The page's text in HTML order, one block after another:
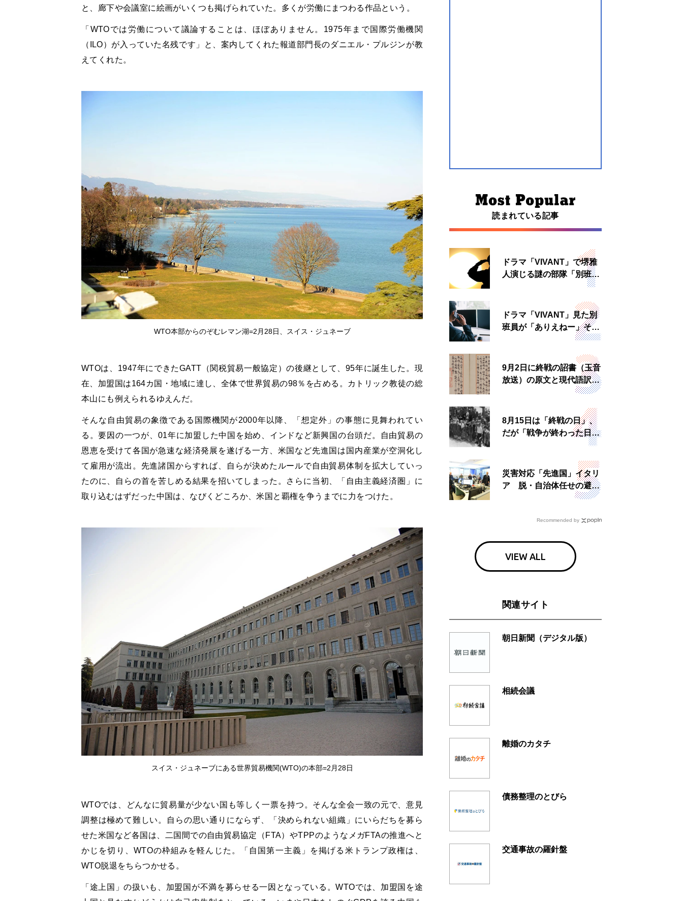
と、廊下や会議室に絵画がいくつも掲げられていた。多くが労働にまつわる作品という。
「WTOでは労働について議論することは、ほぼありません。1975年まで国際労働機関
（ILO）が入っていた名残です」と、案内してくれた報道部門長のダニエル・プルジンが教
えてくれた。
WTO本部からのぞむレマン湖=2月28日、スイス・ジュネーブ
WTOは、1947年にできたGATT（関税貿易一般協定）の後継として、95年に誕生した。現
在、加盟国は164カ国・地域に達し、全体で世界貿易の98％を占める。カトリック教徒の総
本山にも例えられるゆえんだ。
そんな自由貿易の象徴である国際機関が2000年以降、「想定外」の事態に見舞われてい
る。要因の一つが、01年に加盟した中国を始め、インドなど新興国の台頭だ。自由貿易の
恩恵を受けて各国が急速な経済発展を遂げる一方、米国など先進国は国内産業が空洞化し
て雇用が流出。先進諸国からすれば、自らが決めたルールで自由貿易体制を拡大していっ
たのに、自らの首を苦しめる結果を招いてしまった。さらに当初、「自由主義経済圏」に
取り込むはずだった中国は、なびくどころか、米国と覇権を争うまでに力をつけた。
スイス・ジュネーブにある世界貿易機関(WTO)の本部=2月28日
WTOでは、どんなに貿易量が少ない国も等しく一票を持つ。そんな全会一致の元で、意見
調整は極めて難しい。自らの思い通りにならず、「決められない組織」にいらだちを募ら
せた米国など各国は、二国間での自由貿易協定（FTA）やTPPのようなメガFTAの推進へと
かじを切り、WTOの枠組みを軽んじた。「自国第一主義」を掲げる米トランプ政権は、
WTO脱退をちらつかせる。
「途上国」の扱いも、加盟国が不満を募らせる一因となっている。WTOでは、加盟国を途
読まれている記事
ドラマ「VIVANT」で堺雅
人演じる謎の部隊「別班」
は実在する？内情知る人物
ドラマ「VIVANT」見た別
班員が「ありえねー」その
理由とは 非公然組織ゆえ
9月2日に終戦の詔書（玉音
放送）の原文と現代語訳を
読む もう一つの「終戦の
8月15日は「終戦の日」、
だが「戦争が終わった日」
災害対応「先進国」イタリ
ア 脱・自治体任せの避難
所運営、被災者への温かい
Recommended by
VIEW ALL
関連サイト
朝日新聞（デジタル版）
相続会議
離婚のカタチ
債務整理のとびら
交通事故の羅針盤